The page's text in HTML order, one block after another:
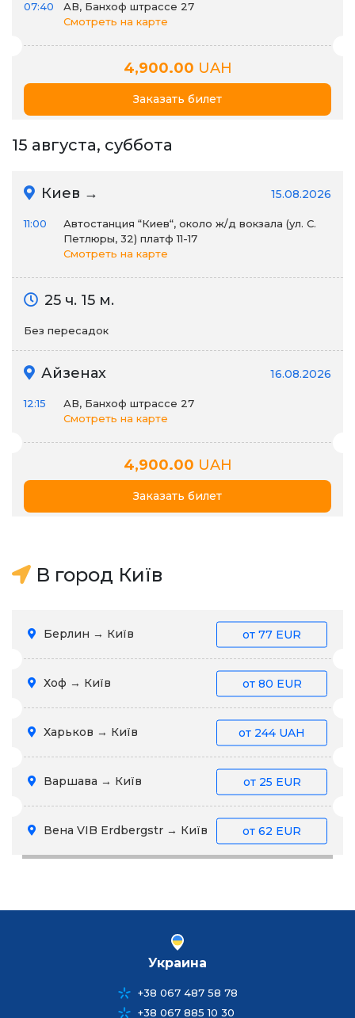
07:40
АВ, Банхоф штрассе 27
Смотреть на карте
4,900.00 UAH
Заказать билет
15 августа, суббота
Киев → 15.08.2026
11:00
Автостанция “Киев“, около ж/д вокзала (ул. С.
Петлюры, 32) платф 11-17
Смотреть на карте
25 ч. 15 м.
Без пересадок
Айзенах 16.08.2026
12:15
АВ, Банхоф штрассе 27
Смотреть на карте
4,900.00 UAH
Заказать билет
В город Київ
Берлин → Київ от 77 EUR
Хоф → Київ от 80 EUR
Харьков → Київ от 244 UAH
Варшава → Київ от 25 EUR
Вена VIB Erdbergstr → Київ от 62 EUR
Украина
+38 067 487 58 78
+38 067 885 10 30